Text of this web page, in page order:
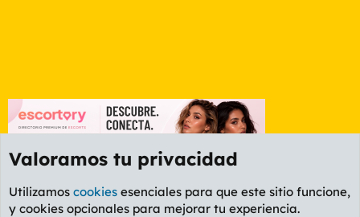
Etiquetas
Valoramos tu privacidad
Utilizamos cookies esenciales para que este sitio funcione,
y cookies opcionales para mejorar tu experiencia.